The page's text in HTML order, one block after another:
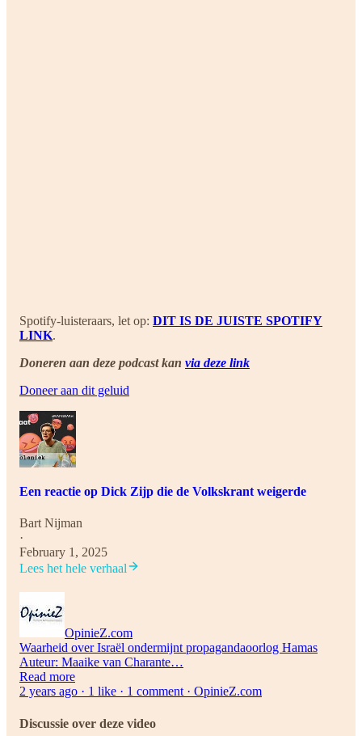
Spotify-luisteraars, let op: DIT IS DE JUISTE SPOTIFY
LINK.
Doneren aan deze podcast kan via deze link
Doneer aan dit geluid
Een reactie op Dick Zijp die de Volkskrant weigerde
Bart Nijman
·
February 1, 2025
Lees het hele verhaal
OpinieZ.com
Waarheid over Israël ondermijnt propagandaoorlog Hamas
Auteur: Maaike van Charante…
Read more
2 years ago · 1 like · 1 comment · OpinieZ.com
Discussie over deze video